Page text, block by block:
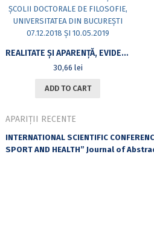
REALITATE ȘI APARENȚĂ, EVIDENTĂ ȘI PROBABILITATE. TEME, TEHNICI ȘI MODELE DE FILOSOFARE ÎN ACTUALITATE. LUCRĂRI PREZENTATE LA CONFERINȚELE ȘCOLII DOCTORALE DE FILOSOFIE, UNIVERSITATEA DIN BUCUREȘTI 07.12.2018 ȘI 10.05.2019
30,66 lei
ADD TO CART
APARIȚII RECENTE
INTERNATIONAL SCIENTIFIC
SPORT AND HEALTH” Journal of